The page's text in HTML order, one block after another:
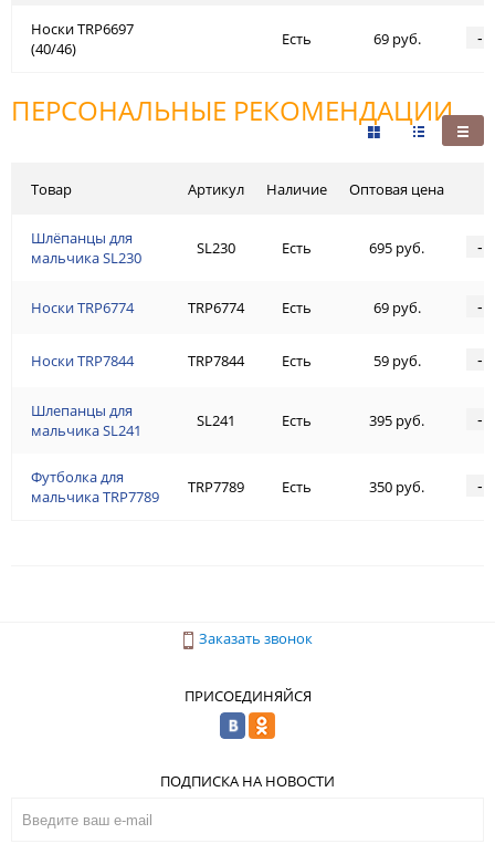
Носки TRP6697
(40/46)
Есть 69 руб. -
ПЕРСОНАЛЬНЫЕ РЕКОМЕНДАЦИИ
Товар
Шлёпанцы для
мальчика SL230
Носки TRP6774
Носки TRP7844
Шлепанцы для
мальчика SL241
Футболка для
мальчика TRP7789
Артикул Наличие Оптовая цена
SL230 Есть 695 руб. -
TRP6774 Есть 69 руб. -
TRP7844 Есть 59 руб. -
SL241 Есть 395 руб. -
TRP7789 Есть 350 руб. -
Заказать звонок
ПРИСОЕДИНЯЙСЯ
ПОДПИСКА НА НОВОСТИ